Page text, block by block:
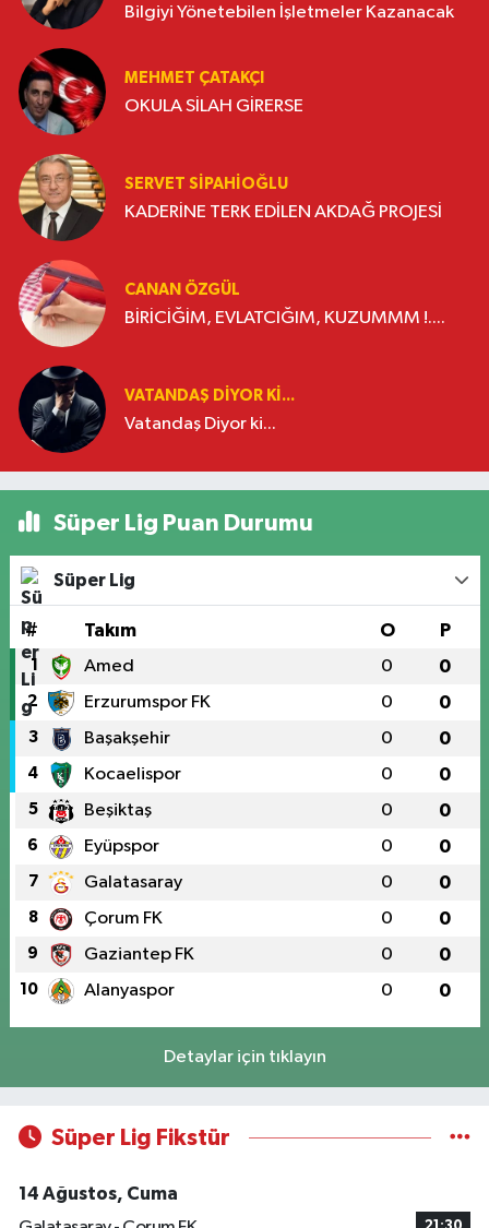
Bilgiyi Yönetebilen İşletmeler Kazanacak
MEHMET ÇATAKÇI
OKULA SİLAH GİRERSE
SERVET SİPAHİOĞLU
KADERİNE TERK EDİLEN AKDAĞ PROJESİ
CANAN ÖZGÜL
BİRİCİĞİM, EVLATCIĞIM, KUZUMMM !....
VATANDAŞ DIYOR KI...
Vatandaş Diyor ki...
Süper Lig Puan Durumu
Süper Lig
# Takım O P
1 Amed 0 0
2 Erzurumspor FK 0 0
3 Başakşehir 0 0
4 Kocaelispor 0 0
5 Beşiktaş 0 0
6 Eyüpspor 0 0
7 Galatasaray 0 0
8 Çorum FK 0 0
9 Gaziantep FK 0 0
10 Alanyaspor 0 0
Detaylar için tıklayın
Süper Lig Fikstür
14 Ağustos, Cuma